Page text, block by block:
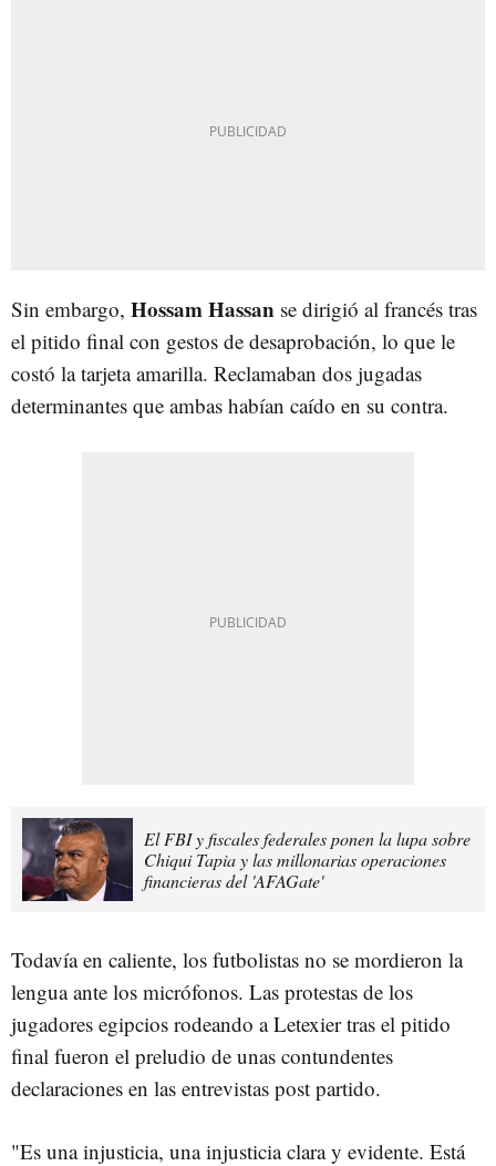
Sin embargo, Hossam Hassan se dirigió al francés tras
el pitido final con gestos de desaprobación, lo que le
costó la tarjeta amarilla. Reclamaban dos jugadas
determinantes que ambas habían caído en su contra.
El FBI y fiscales federales ponen la lupa sobre
Chiqui Tapia y las millonarias operaciones
financieras del 'AFAGate'
Todavía en caliente, los futbolistas no se mordieron la
lengua ante los micrófonos. Las protestas de los
jugadores egipcios rodeando a Letexier tras el pitido
final fueron el preludio de unas contundentes
declaraciones en las entrevistas post partido.
"Es una injusticia, una injusticia clara y evidente. Está